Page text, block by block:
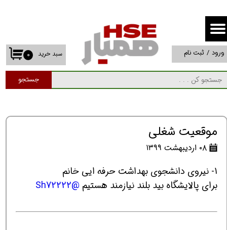
جستجو
۰ سبد خرید ورود / ثبت نام
حساب کاربری من
تغییر گذر واژه
سفارشات
موقعیت شغلی
۰۸ اردیبهشت ۱۳۹۹
1- نیروی دانشجوی بهداشت حرفه ایی خانم
برای پالایشگاه بید بلند نیازمند هستیم @Sh72222